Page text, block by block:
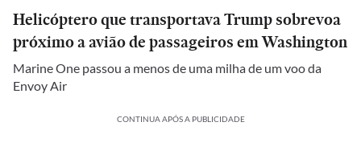
Helicóptero que transportava Trump sobrevoa
próximo a avião de passageiros em Washington
Marine One passou a menos de uma milha de um voo da
Envoy Air
CONTINUA APÓS A PUBLICIDADE